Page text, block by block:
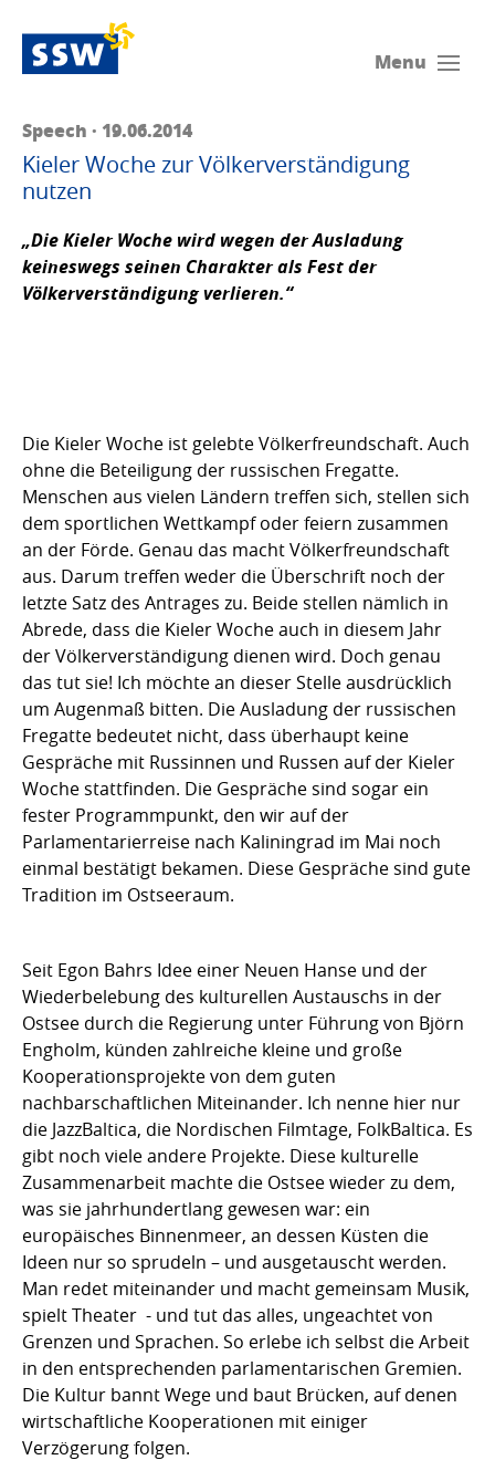
Menu
Speech · 19.06.2014
Kieler Woche zur Völkerverständigung
nutzen
„Die Kieler Woche wird wegen der Ausladung
keineswegs seinen Charakter als Fest der
Völkerverständigung verlieren.“
Die Kieler Woche ist gelebte Völkerfreundschaft. Auch
ohne die Beteiligung der russischen Fregatte.
Menschen aus vielen Ländern treffen sich, stellen sich
dem sportlichen Wettkampf oder feiern zusammen
an der Förde. Genau das macht Völkerfreundschaft
aus. Darum treffen weder die Überschrift noch der
letzte Satz des Antrages zu. Beide stellen nämlich in
Abrede, dass die Kieler Woche auch in diesem Jahr
der Völkerverständigung dienen wird. Doch genau
das tut sie! Ich möchte an dieser Stelle ausdrücklich
um Augenmaß bitten. Die Ausladung der russischen
Fregatte bedeutet nicht, dass überhaupt keine
Gespräche mit Russinnen und Russen auf der Kieler
Woche stattfinden. Die Gespräche sind sogar ein
fester Programmpunkt, den wir auf der
Parlamentarierreise nach Kaliningrad im Mai noch
einmal bestätigt bekamen. Diese Gespräche sind gute
Tradition im Ostseeraum.
Seit Egon Bahrs Idee einer Neuen Hanse und der
Wiederbelebung des kulturellen Austauschs in der
Ostsee durch die Regierung unter Führung von Björn
Engholm, künden zahlreiche kleine und große
Kooperationsprojekte von dem guten
nachbarschaftlichen Miteinander. Ich nenne hier nur
die JazzBaltica, die Nordischen Filmtage, FolkBaltica. Es
gibt noch viele andere Projekte. Diese kulturelle
Zusammenarbeit machte die Ostsee wieder zu dem,
was sie jahrhundertlang gewesen war: ein
europäisches Binnenmeer, an dessen Küsten die
Ideen nur so sprudeln – und ausgetauscht werden.
Man redet miteinander und macht gemeinsam Musik,
spielt Theater - und tut das alles, ungeachtet von
Grenzen und Sprachen. So erlebe ich selbst die Arbeit
in den entsprechenden parlamentarischen Gremien.
Die Kultur bannt Wege und baut Brücken, auf denen
wirtschaftliche Kooperationen mit einiger
Verzögerung folgen.